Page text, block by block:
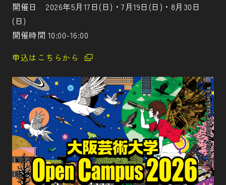
開催日 2026年5月17日(日)・7月19日(日)・8月30日
(日)
開催時間 10:00-16:00
申込はこちらから